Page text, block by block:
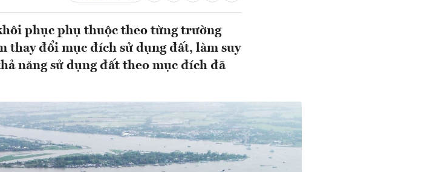
phục phụ thuộc theo từng trường
thay đổi mục đích sử dụng đất, làm suy
năng sử dụng đất theo mục đích đã